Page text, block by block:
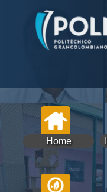
Home